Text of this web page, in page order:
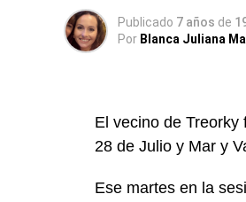
Publicado 7 años de
Por Blanca Juliana
El vecino de
28 de Julio y Mar y
Ese martes en la